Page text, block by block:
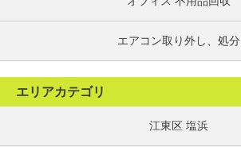
エアコン取り外し、処分
エリアカテゴリ
江東区 塩浜